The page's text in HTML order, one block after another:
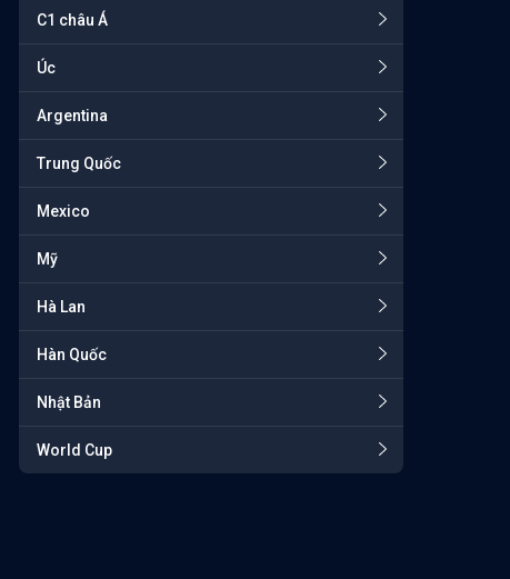
C1 châu Á
Úc
Argentina
Trung Quốc
Mexico
Mỹ
Hà Lan
Hàn Quốc
Nhật Bản
World Cup